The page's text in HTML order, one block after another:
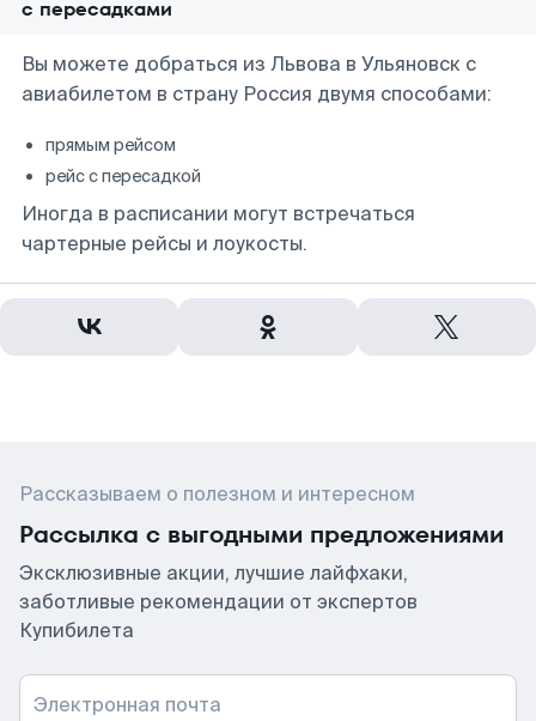
с пересадками
Вы можете добраться из Львова в Ульяновск с
авиабилетом в страну Россия двумя способами:
прямым рейсом
рейс с пересадкой
Иногда в расписании могут встречаться
чартерные рейсы и лоукосты.
Рассказываем о полезном и интересном
Рассылка с выгодными предложениями
Эксклюзивные акции, лучшие лайфхаки,
заботливые рекомендации от экспертов
Купибилета
Электронная почта